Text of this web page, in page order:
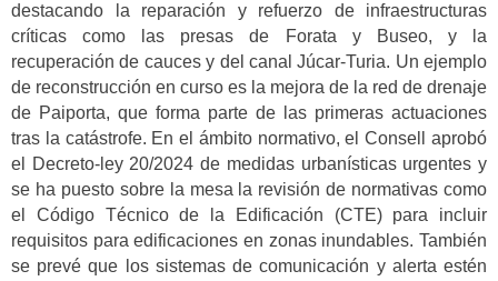
destacando la reparación y refuerzo de infraestructuras
críticas como las presas de Forata y Buseo, y la
recuperación de cauces y del canal Júcar-Turia. Un ejemplo
de reconstrucción en curso es la mejora de la red de drenaje
de Paiporta, que forma parte de las primeras actuaciones
tras la catástrofe. En el ámbito normativo, el Consell aprobó
el Decreto-ley 20/2024 de medidas urbanísticas urgentes y
se ha puesto sobre la mesa la revisión de normativas como
el Código Técnico de la Edificación (CTE) para incluir
requisitos para edificaciones en zonas inundables. También
se prevé que los sistemas de comunicación y alerta estén